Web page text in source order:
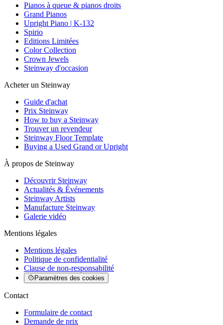
Pianos à queue & pianos droits
Grand Pianos
Upright Piano | K-132
Spirio
Editions Limitées
Color Collection
Crown Jewels
Steinway d'occasion
Acheter un Steinway
Guide d'achat
Prix Steinway
How to buy a Steinway
Trouver un revendeur
Steinway Floor Template
Buying a Used Grand or Upright
À propos de Steinway
Découvrir Steinway
Actualités & Événements
Steinway Artists
Manufacture Steinway
Galerie vidéo
Mentions légales
Mentions légales
Politique de confidentialité
Clause de non-responsabilité
Paramètres des cookies
Contact
Formulaire de contact
Demande de prix